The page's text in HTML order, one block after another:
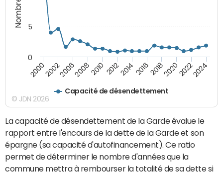
Capacité de désendettement
20002002200620082010 2012201420162018202020222024
0
5
© JDN 2026
La capacité de désendettement de la Garde évalue le
rapport entre l'encours de la dette de la Garde et son
épargne (sa capacité d'autofinancement). Ce ratio
permet de déterminer le nombre d'années que la
commune mettra à rembourser la totalité de sa dette si